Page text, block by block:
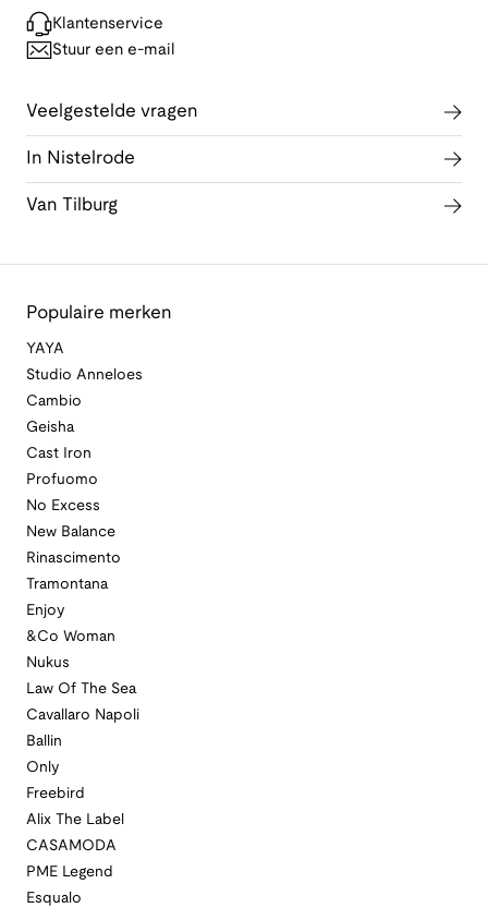
Klantenservice
Stuur een e-mail
Veelgestelde vragen
In Nistelrode
Van Tilburg
Populaire merken
YAYA
Studio Anneloes
Cambio
Geisha
Cast Iron
Profuomo
No Excess
New Balance
Rinascimento
Tramontana
Enjoy
&Co Woman
Nukus
Law Of The Sea
Cavallaro Napoli
Ballin
Only
Freebird
Alix The Label
CASAMODA
PME Legend
Esqualo